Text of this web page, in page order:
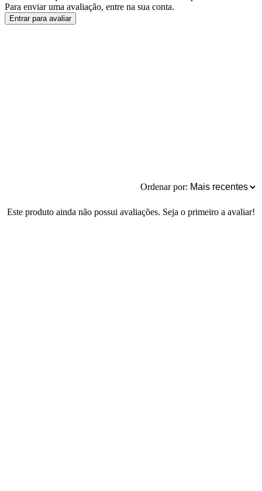
Para enviar uma avaliação, entre na sua conta.
Entrar para avaliar
Ordenar por:
Este produto ainda não possui avaliações. Seja o primeiro a avaliar!